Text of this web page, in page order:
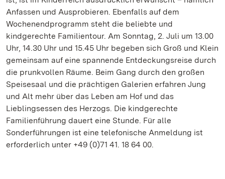
Anfassen und Ausprobieren. Ebenfalls auf dem
Wochenendprogramm steht die beliebte und
kindgerechte Familientour. Am Sonntag, 2. Juli um 13.00
Uhr, 14.30 Uhr und 15.45 Uhr begeben sich Groß und Klein
gemeinsam auf eine spannende Entdeckungsreise durch
die prunkvollen Räume. Beim Gang durch den großen
Speisesaal und die prächtigen Galerien erfahren Jung
und Alt mehr über das Leben am Hof und das
Lieblingsessen des Herzogs. Die kindgerechte
Familienführung dauert eine Stunde. Für alle
Sonderführungen ist eine telefonische Anmeldung ist
erforderlich unter +49 (0)71 41. 18 64 00.